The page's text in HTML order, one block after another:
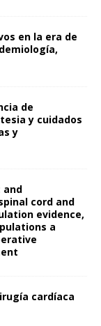
en la era de
de
y cuidados
y
and
cord and
evidence,
a
cardíaca